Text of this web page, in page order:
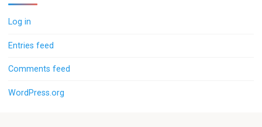
Log in
Entries feed
Comments feed
WordPress.org